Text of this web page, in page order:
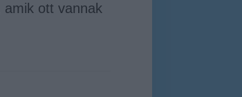
amik ott vannak